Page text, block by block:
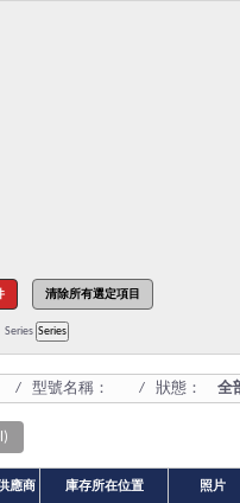
Series
/ 型號名稱： / 狀態： 全
應商 庫存所在位置 照片